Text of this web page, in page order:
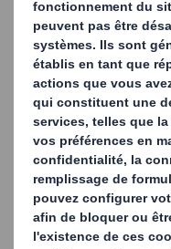
Bag-in-
formes
tailles